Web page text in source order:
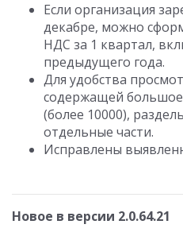
Если организация
декабре, можно
НДС за 1 квартал,
предыдущего года.
Для удобства
содержащей большое
(более 10000),
отдельные части.
Исправлены
Новое в версии 2.0.64.21